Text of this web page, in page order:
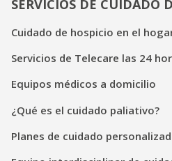
SERVICIOS DE CUIDADO
Cuidado de hospicio en el
Servicios de Telecare las 24
Equipos médicos a domicilio
¿Qué es el cuidado paliativo?
Planes de cuidado